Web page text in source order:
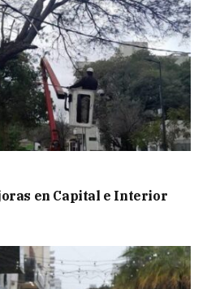
en Capital e Interior